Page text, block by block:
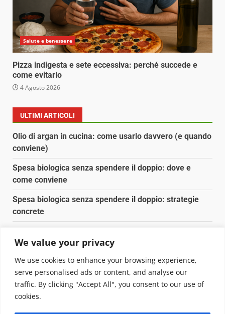
We value your privacy
We use cookies to enhance your browsing experience,
serve personalised ads or content, and analyse our
traffic. By clicking "Accept All", you consent to our use of
cookies.
Salute e benessere
Pizza indigesta e sete eccessiva: perché succede e
come evitarlo
4 Agosto 2026
ULTIMI ARTICOLI
Olio di argan in cucina: come usarlo davvero (e quando
conviene)
Spesa biologica senza spendere il doppio: dove e
come conviene
Spesa biologica senza spendere il doppio: strategie
concrete
Pulizia naturale della casa: 3 ingredienti che
sostituiscono 10 prodotti chimici
Copyright © 2025 Biopianeta.it proprietà di Jws Media